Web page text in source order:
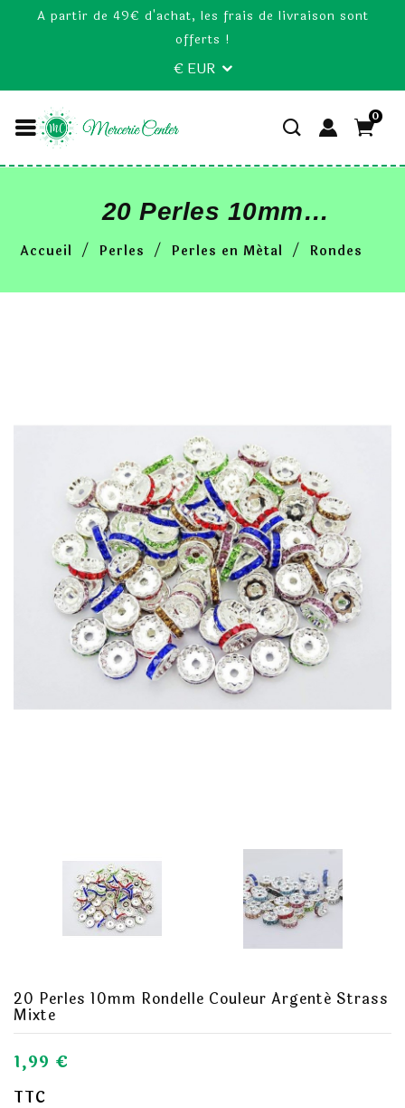
A partir de 49€ d'achat, les frais de livraison sont
offerts !
€ EUR
0
20 Perles 10mm
Rondelle Couleur
Accueil Perles Perles en Métal Rondes
20 Perles 10mm Rondelle Couleur Argenté Strass
Mixte
1,99 €
TTC